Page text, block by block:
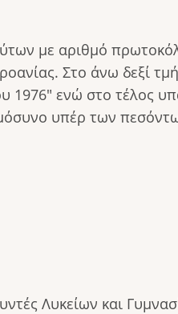
με αριθμό
Στο άνω δεξί
1976" ενώ στο τέλος
υπέρ των
Λυκείων και